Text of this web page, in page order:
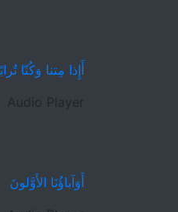
أَإِذا مِتنا وَكُنّا
Audio Player
أَوَآباؤُنَا الأَوَّلونَ